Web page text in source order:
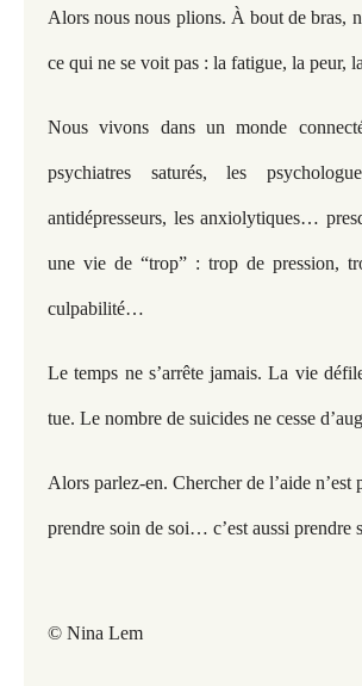
Alors nous nous plions. À bout de bras,
ce qui ne se voit pas : la fatigue, la peur,
Nous vivons dans un monde
psychiatres saturés, les
antidépresseurs, les anxiolytiques…
une vie de “trop” : trop de pression,
culpabilité…
Le temps ne s’arrête jamais. La vie
tue. Le nombre de suicides ne cesse
Alors parlez-en. Chercher de l’aide n’est
prendre soin de soi… c’est aussi prendre
© Nina Lem